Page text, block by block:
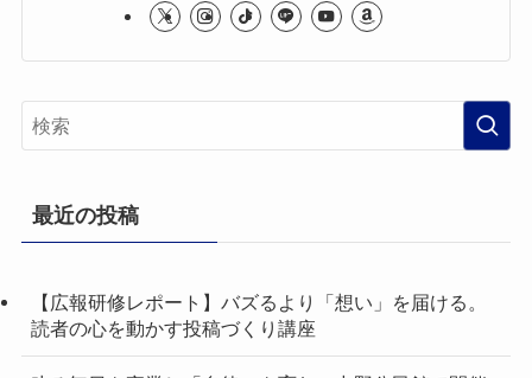
最近の投稿
【広報研修レポート】バズるより「想い」を届ける。
読者の心を動かす投稿づくり講座